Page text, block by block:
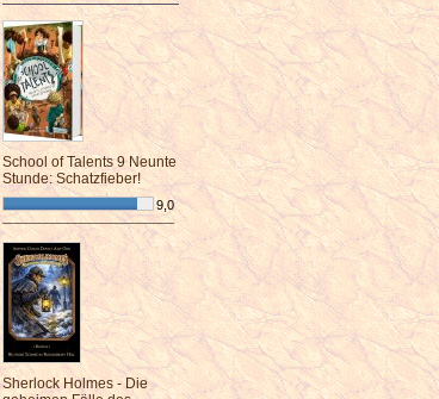
School of Talents 9 Neunte
Stunde: Schatzfieber!
9,0
¯¯¯¯¯¯¯¯¯¯¯¯¯¯¯¯¯¯¯¯¯¯¯¯
Sherlock Holmes - Die